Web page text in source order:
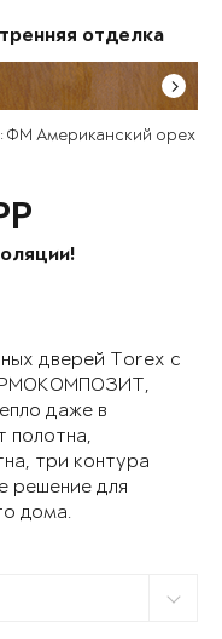
отделка
ФМ Американский орех
дверей Torex с
даже в
полотна,
три контура
решение для
дома.